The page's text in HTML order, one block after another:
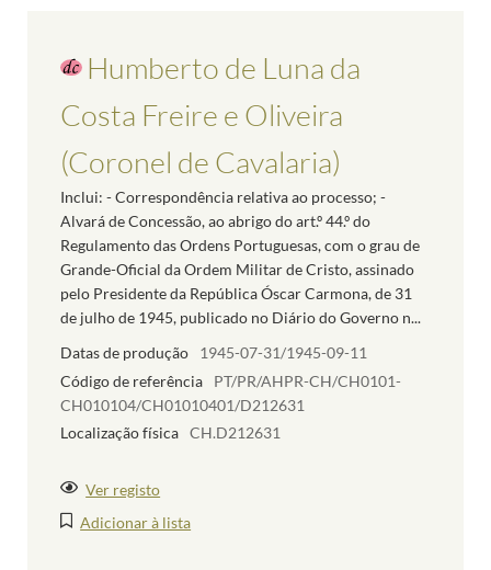
Humberto de Luna da
Costa Freire e Oliveira
(Coronel de Cavalaria)
Inclui: - Correspondência relativa ao processo; -
Alvará de Concessão, ao abrigo do art.º 44.º do
Regulamento das Ordens Portuguesas, com o grau de
Grande-Oficial da Ordem Militar de Cristo, assinado
pelo Presidente da República Óscar Carmona, de 31
de julho de 1945, publicado no Diário do Governo n...
Datas de produção
1945-07-31/1945-09-11
Código de referência
PT/PR/AHPR-CH/CH0101-
CH010104/CH01010401/D212631
Localização física CH.D212631
Ver registo
Adicionar à lista